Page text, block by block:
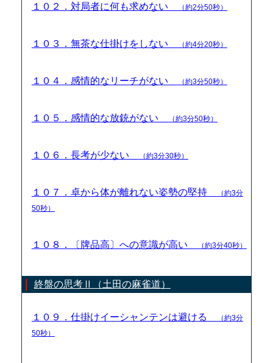
１０２．対局者に何も求めない （約2分50秒）
１０３．無茶な仕掛けをしない （約4分20秒）
１０４．感情的なリーチがない （約3分50秒）
１０５．感情的な放銃がない （約3分50秒）
１０６．長考が少ない （約3分30秒）
１０７．卓から体が離れない姿勢の堅持
（約3分
50秒）
１０８．〔牌品高〕への意識が高い （約3分40秒）
終盤の思考Ⅱ（土田の麻雀道）
１０９．仕掛けイーシャンテンは避ける
（約3分
50秒）